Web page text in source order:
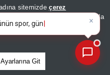
sitemizdeçerez
KVKK ve GDPR kapsamında
Aydınlatma Metnimizi
Git
AJANSI
- 22:03
spor, gündem ve
gelişmelerini analiz
|